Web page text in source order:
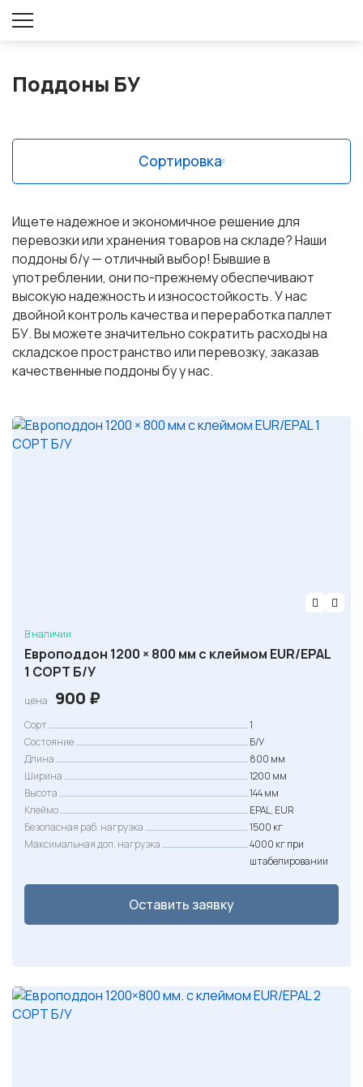
Поддоны БУ
Сортировка
Ищете надежное и экономичное решение для
перевозки или хранения товаров на складе? Наши
поддоны б/у — отличный выбор! Бывшие в
употреблении, они по-прежнему обеспечивают
высокую надежность и износостойкость. У нас
двойной контроль качества и переработка паллет
БУ. Вы можете значительно сократить расходы на
складское пространство или перевозку, заказав
качественные поддоны бу у нас.
В наличии
Европоддон 1200 × 800 мм с клеймом EUR/EPAL
1 СОРТ Б/У
цена 900 ₽
Сорт
1
Состояние
Б/У
Длина
800 мм
Ширина
1200 мм
Высота
144 мм
Клеймо
EPAL, EUR
Безопасная раб. нагрузка
1500 кг
Максимальная доп. нагрузка
4000 кг при
штабелировании
Оставить заявку